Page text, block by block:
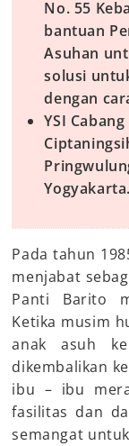
No. 55
bantuan
Asuhan
solusi
dengan
YSI
Yogyakarta.
Pada tahun
menjabat
Panti Barito
Ketika musim
anak asuh
dikembalikan
ibu – ibu
fasilitas dan
semangat